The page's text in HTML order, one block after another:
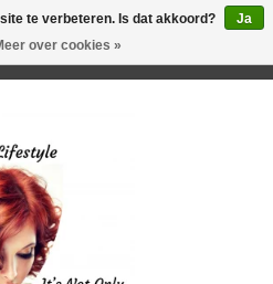
te verbeteren. Is dat akkoord?
Ja
over cookies »